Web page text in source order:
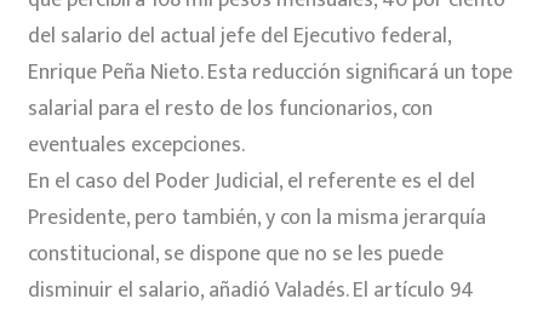
del salario del actual jefe del Ejecutivo federal,
Enrique Peña Nieto. Esta reducción significará un tope
salarial para el resto de los funcionarios, con
eventuales excepciones.
En el caso del Poder Judicial, el referente es el del
Presidente, pero también, y con la misma jerarquía
constitucional, se dispone que no se les puede
disminuir el salario, añadió Valadés. El artículo 94